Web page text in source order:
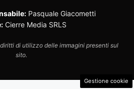
Pasquale Giacometti
Cierre Media SRLS
di utilizzo delle immagini presenti sul
sito.
Gestione cookie